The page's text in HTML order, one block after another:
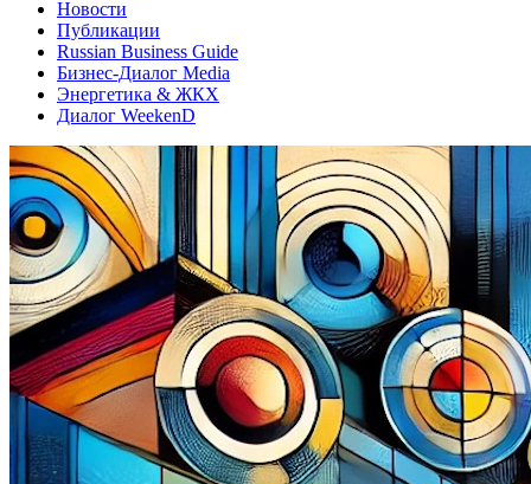
Новости
Публикации
Russian Business Guide
Бизнес-Диалог Media
Энергетика & ЖКХ
Диалог WeekenD